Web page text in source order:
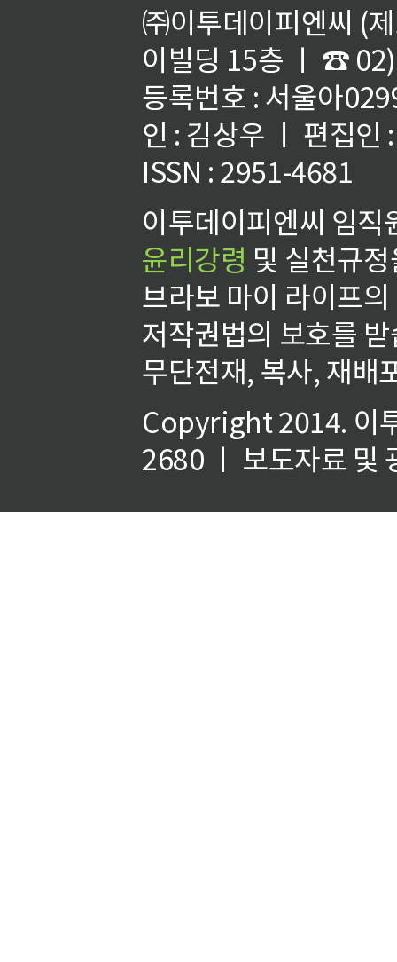
㈜이투데이피엔씨 (
이빌딩 15층 ㅣ ☎
등록번호 : 서울아
인 : 김상우 ㅣ 편집인
ISSN : 2951-4681
이투데이피엔씨 임
윤리강령 및 실천규
브라보 마이 라이프
저작권법의 보호를
무단전재, 복사, 재배
Copyright 2014. 이
2680 ㅣ 보도자료